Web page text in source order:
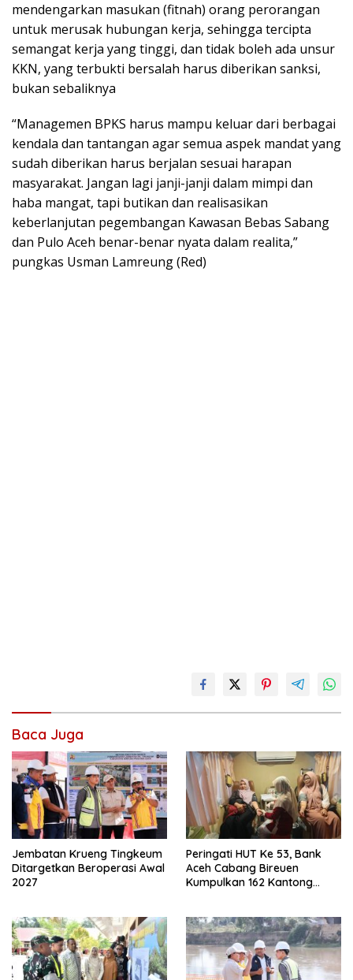
mendengarkan masukan (fitnah) orang perorangan
untuk merusak hubungan kerja, sehingga tercipta
semangat kerja yang tinggi, dan tidak boleh ada unsur
KKN, yang terbukti bersalah harus diberikan sanksi,
bukan sebaliknya
“Managemen BPKS harus mampu keluar dari berbagai
kendala dan tantangan agar semua aspek mandat yang
sudah diberikan harus berjalan sesuai harapan
masyarakat. Jangan lagi janji-janji dalam mimpi dan
haba mangat, tapi butikan dan realisasikan
keberlanjutan pegembangan Kawasan Bebas Sabang
dan Pulo Aceh benar-benar nyata dalam realita,”
pungkas Usman Lamreung (Red)
Baca Juga
Jembatan Krueng Tingkeum
Ditargetkan Beroperasi Awal
2027
Peringati HUT Ke 53, Bank
Aceh Cabang Bireuen
Kumpulkan 162 Kantong